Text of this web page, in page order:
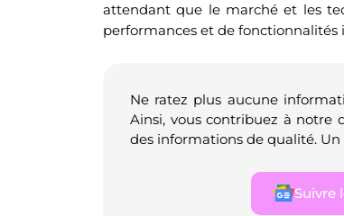
attendant que le marché et les
performances et de fonctionnalités
Ne ratez plus aucune
Ainsi, vous contribuez à notre
des informations de qualité.
Suivre